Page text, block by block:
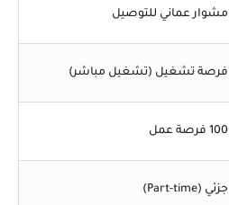
مشوار عماني للتوصيل
فرصة تشغيل (تشغيل مباشر)
100 فرصة عمل
جزئي (Part-time)